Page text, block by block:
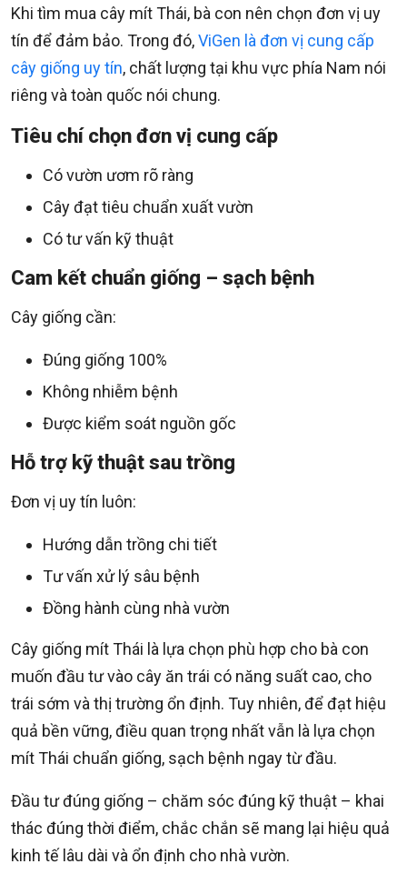
Khi tìm mua cây mít Thái, bà con nên chọn đơn vị uy
tín để đảm bảo. Trong đó,ViGen là đơn vị cung cấp
cây giống uy tín, chất lượng tại khu vực phía Nam nói
riêng và toàn quốc nói chung.
Tiêu chí chọn đơn vị cung cấp
Có vườn ươm rõ ràng
Cây đạt tiêu chuẩn xuất vườn
Có tư vấn kỹ thuật
Cam kết chuẩn giống – sạch bệnh
Cây giống cần:
Đúng giống 100%
Không nhiễm bệnh
Được kiểm soát nguồn gốc
Hỗ trợ kỹ thuật sau trồng
Đơn vị uy tín luôn:
Hướng dẫn trồng chi tiết
Tư vấn xử lý sâu bệnh
Đồng hành cùng nhà vườn
Cây giống mít Thái là lựa chọn phù hợp cho bà con
muốn đầu tư vào cây ăn trái có năng suất cao, cho
trái sớm và thị trường ổn định. Tuy nhiên, để đạt hiệu
quả bền vững, điều quan trọng nhất vẫn là lựa chọn
mít Thái chuẩn giống, sạch bệnh ngay từ đầu.
Đầu tư đúng giống – chăm sóc đúng kỹ thuật – khai
thác đúng thời điểm, chắc chắn sẽ mang lại hiệu quả
kinh tế lâu dài và ổn định cho nhà vườn.